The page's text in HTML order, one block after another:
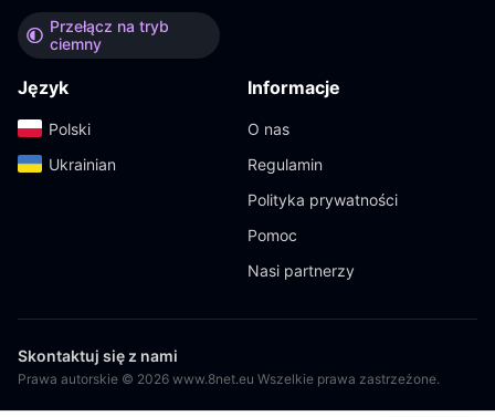
Przełącz na tryb
ciemny
Język
Polski‎
Ukrainian‎
Informacje
O nas
Regulamin
Polityka prywatności
Pomoc
Nasi partnerzy
Skontaktuj się z nami
Prawa autorskie © 2026 www.8net.eu Wszelkie prawa zastrzeżone.